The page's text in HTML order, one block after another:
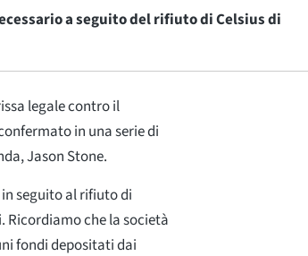
a seguito del rifiuto di Celsius di
legale contro il
in una serie di
Jason Stone.
in seguito al rifiuto di
Ricordiamo che la società
fondi depositati dai